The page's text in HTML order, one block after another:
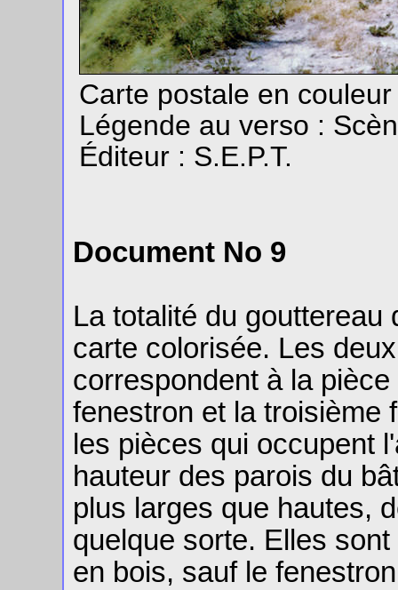
Carte postale en
Légende au verso :
Éditeur : S.E.P.T.
Document No 9
La totalité du
carte colorisée. Les
correspondent à la
fenestron et la troisième
les pièces qui occupent
hauteur des parois du
plus larges que hautes,
quelque sorte. Elles
en bois, sauf le